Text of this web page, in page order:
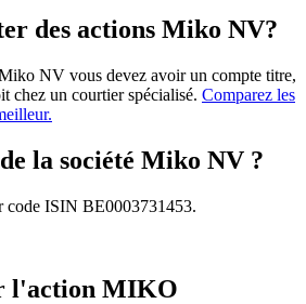
des actions Miko NV?
NV vous devez avoir un compte titre,
chez un courtier spécialisé. Comparez les
la société Miko NV ?
ISIN BE0003731453.
l'action MIKO